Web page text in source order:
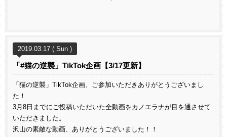
2019.03.17 ( Sun )
「#猫の逆襲」TikTok企画【3/17更新】
「猫の逆襲」TikTok企画、ご参加いただきありがとうございまし
た！
3月8日までにご投稿いただいた全動画をカノエラナが目を通させて
いただきました。
沢山の素敵な動画、ありがとうございました！！